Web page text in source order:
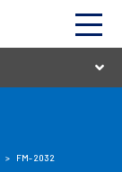
> FM-2032